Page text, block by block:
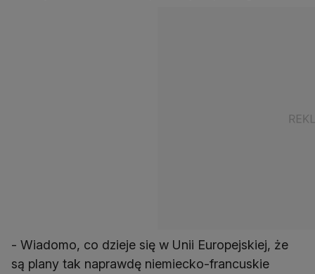
- Wiadomo, co dzieje się w Unii Europejskiej, że
są plany tak naprawdę niemiecko-francuskie